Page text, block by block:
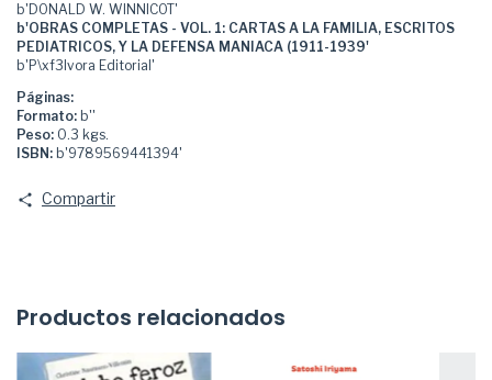
b'DONALD W. WINNICOT'
b'OBRAS COMPLETAS - VOL. 1: CARTAS A LA FAMILIA, ESCRITOS
PEDIATRICOS, Y LA DEFENSA MANIACA (1911-1939'
b'P\xf3lvora Editorial'
Páginas:
Formato: b''
Peso: 0.3 kgs.
ISBN: b'9789569441394'
Compartir
Productos relacionados